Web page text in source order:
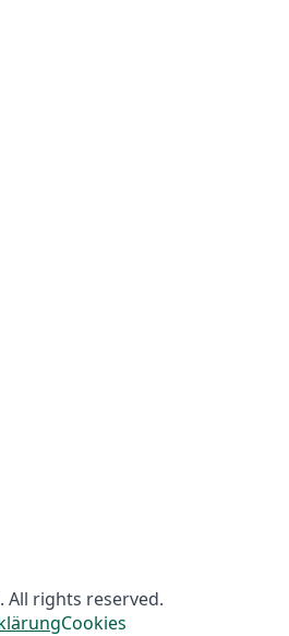
All rights reserved.
Cookies